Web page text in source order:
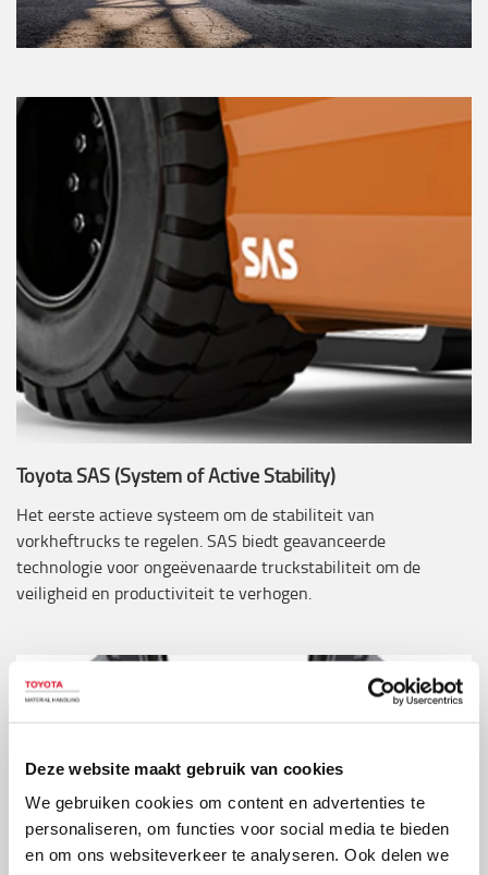
Deze website maakt gebruik van cookies
We gebruiken cookies om content en advertenties te
personaliseren, om functies voor social media te bieden
en om ons websiteverkeer te analyseren. Ook delen we
Toyota SAS (System of Active Stability)
Het eerste actieve systeem om de stabiliteit van
vorkheftrucks te regelen. SAS biedt geavanceerde
technologie voor ongeëvenaarde truckstabiliteit om de
veiligheid en productiviteit te verhogen.